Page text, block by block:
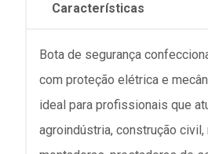
Características
Bota de segurança
com proteção elétrica e
ideal para profissionais que
agroindústria, construção civil,